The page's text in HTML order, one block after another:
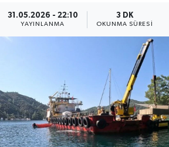
31.05.2026 - 22:10
YAYINLANMA
3 DK
OKUNMA SÜRESI